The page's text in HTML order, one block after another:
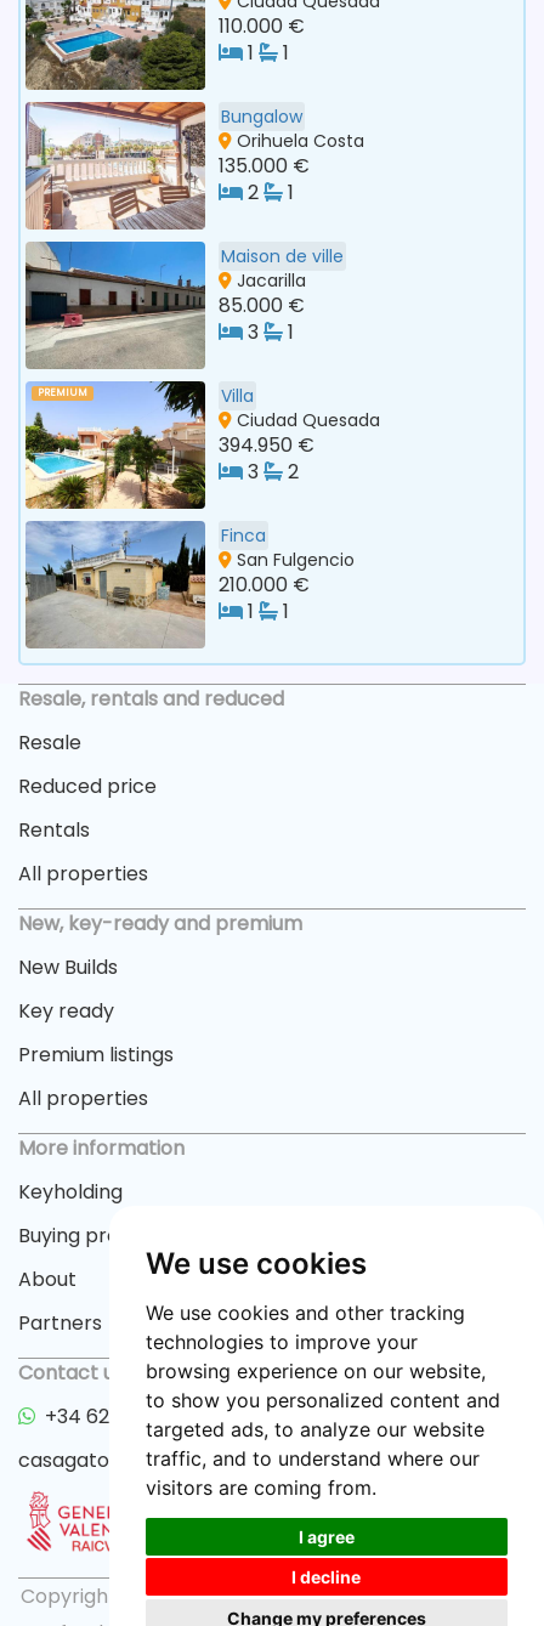
We use cookies
We use cookies and other tracking
technologies to improve your
browsing experience on our website,
to show you personalized content and
targeted ads, to analyze our website
traffic, and to understand where our
visitors are coming from.
I agree
I decline
Change my preferences
110.000 €
1
1
Bungalow
Orihuela Costa
135.000 €
2
1
Maison de ville
Jacarilla
85.000 €
3
1
PREMIUM
Villa
Ciudad Quesada
394.950 €
3
2
Finca
San Fulgencio
210.000 €
1
1
Resale, rentals and reduced
Resale
Reduced price
Rentals
All properties
New, key-ready and premium
New Builds
Key ready
Premium listings
All properties
More information
Keyholding
Buying process
About
Partners
Contact us
+34 622 33 55 82
casagator@gmail.com
Copyright © 2026 casagator.com |Privacy policy|